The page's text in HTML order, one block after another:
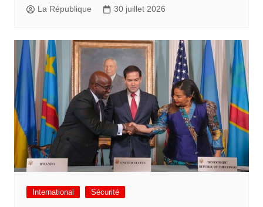
La République 30 juillet 2026
International Sécurité